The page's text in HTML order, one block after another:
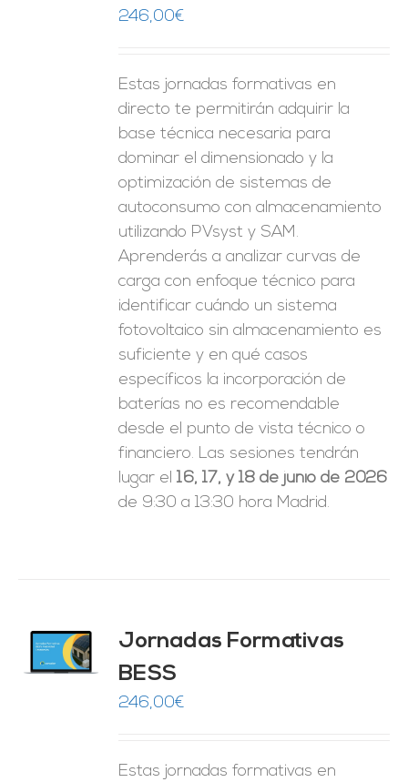
246,00€
Estas jornadas formativas en
directo te permitirán adquirir la
base técnica necesaria para
dominar el dimensionado y la
optimización de sistemas de
autoconsumo con almacenamiento
utilizando PVsyst y SAM.
Aprenderás a analizar curvas de
carga con enfoque técnico para
identificar cuándo un sistema
fotovoltaico sin almacenamiento es
suficiente y en qué casos
específicos la incorporación de
baterías no es recomendable
desde el punto de vista técnico o
financiero. Las sesiones tendrán
lugar el16, 17, y 18 de junio de 2026
de 9:30 a 13:30 hora Madrid.
Jornadas Formativas
BESS
246,00€
Estas jornadas formativas en